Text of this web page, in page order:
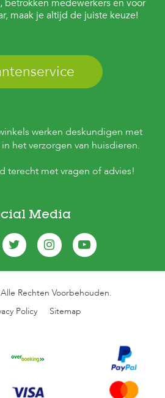
betrokken medewerkers én voor
maak je altijd de juiste keuze!
werken deskundigen met
het verzorgen van huisdieren.
terecht met vragen of advies!
Media
Rechten Voorbehouden.
Policy
Sitemap